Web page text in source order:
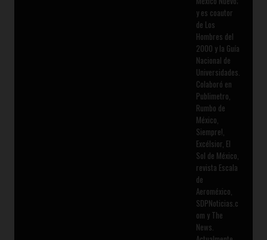
y es coautor
de Los
Hombres del
2000 y la Guía
Nacional de
Universidades.
Colaboró en
Publimetro,
Rumbo de
México,
Siempre!,
Excélsior, El
Sol de México,
revista Escala
de
Aeroméxico,
SDPNoticias.c
om y The
News.